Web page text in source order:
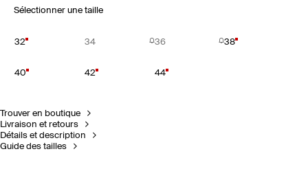
Sélectionner une taille
32 34 36 38
40 42 44
Trouver en boutique
Livraison et retours
Détails et description
Guide des tailles